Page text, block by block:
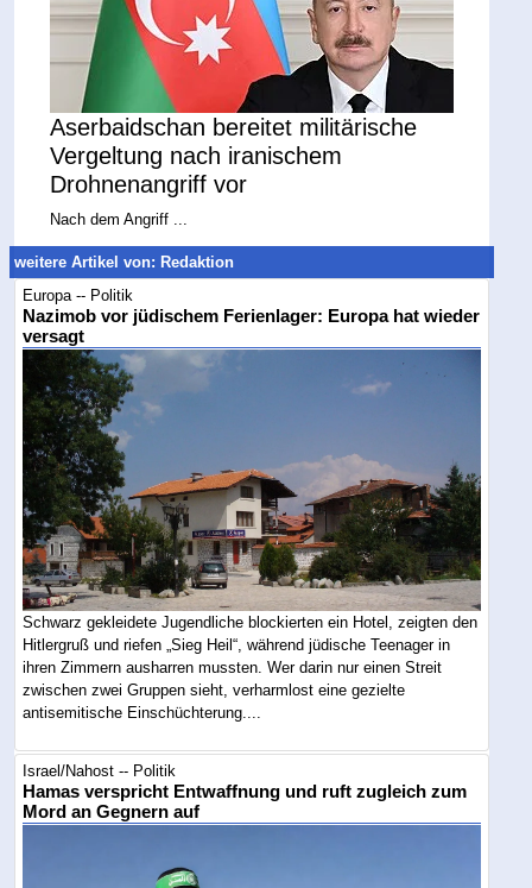
Aserbaidschan bereitet militärische
Vergeltung nach iranischem
Drohnenangriff vor
Nach dem Angriff ...
weitere Artikel von: Redaktion
Europa -- Politik
Nazimob vor jüdischem Ferienlager: Europa hat wieder
versagt
Schwarz gekleidete Jugendliche blockierten ein Hotel, zeigten den
Hitlergruß und riefen „Sieg Heil“, während jüdische Teenager in
ihren Zimmern ausharren mussten. Wer darin nur einen Streit
zwischen zwei Gruppen sieht, verharmlost eine gezielte
antisemitische Einschüchterung....
Israel/Nahost -- Politik
Hamas verspricht Entwaffnung und ruft zugleich zum
Mord an Gegnern auf